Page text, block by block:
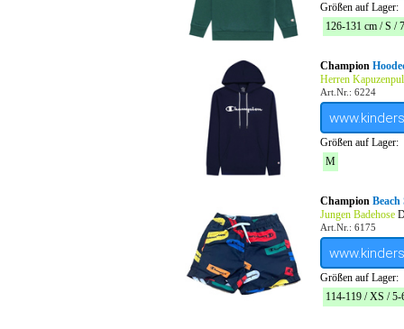
Größen auf Lager:
126-131 cm / S /
Champion
Herren
Art.Nr.: 6224
Größen auf Lager:
M
Champion
Jungen Badehose
Art.Nr.: 6175
Größen auf Lager:
114-119 / XS / 5-